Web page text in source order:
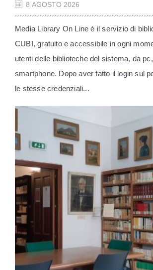
8 AGOSTO 2026
Media Library On Line è il servizio di
CUBI, gratuito e accessibile in ogni
utenti delle biblioteche del sistema, da
smartphone. Dopo aver fatto il login sul
le stesse credenziali...